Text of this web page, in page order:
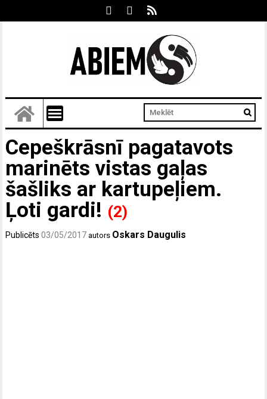
Cepeškrāsnī pagatavots
marinēts vistas gaļas
šašliks ar kartupeļiem.
Ļoti gardi! (2)
Publicēts03/05/2017 autors Oskars Daugulis